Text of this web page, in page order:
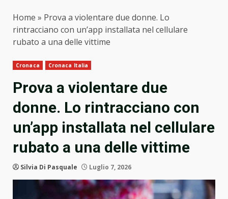
Home » Prova a violentare due donne. Lo
rintracciano con un’app installata nel cellulare
rubato a una delle vittime
Cronaca Cronaca Italia
Prova a violentare due
donne. Lo rintracciano con
un’app installata nel cellulare
rubato a una delle vittime
Silvia Di Pasquale Luglio 7, 2026